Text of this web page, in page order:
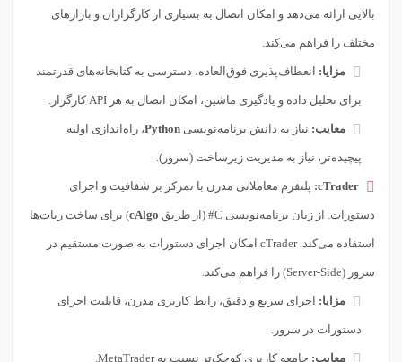
بالایی ارائه می‌دهد و امکان اتصال به بسیاری از کارگزاران و بازارهای
مختلف را فراهم می‌کند.
مزایا: انعطاف‌پذیری فوق‌العاده، دسترسی به کتابخانه‌های قدرتمند
برای تحلیل داده و یادگیری ماشین، امکان اتصال به هر API کارگزار.
معایب: نیاز به دانش برنامه‌نویسی Python، راه‌اندازی اولیه
پیچیده‌تر، نیاز به مدیریت زیرساخت (سرور).
cTrader: پلتفرم معاملاتی مدرن با تمرکز بر شفافیت و اجرای
دستورات. از زبان برنامه‌نویسی C# (از طریق cAlgo) برای ساخت ربات‌ها
استفاده می‌کند. cTrader امکان اجرای دستورات به صورت مستقیم در
سرور (Server-Side) را فراهم می‌کند.
مزایا: اجرای سریع و دقیق، رابط کاربری مدرن، قابلیت اجرای
دستورات در سرور.
معایب: جامعه کاربری کوچک‌تر نسبت به MetaTrader.